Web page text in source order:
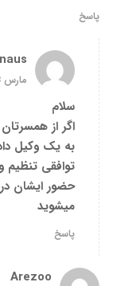
پاسخ
مارس 3, 2020 7:38 ب.ظ
سلام
اگر از
به یک وکیل
توافقی
حضور ایشان
میشوید
پاسخ
Arezoo